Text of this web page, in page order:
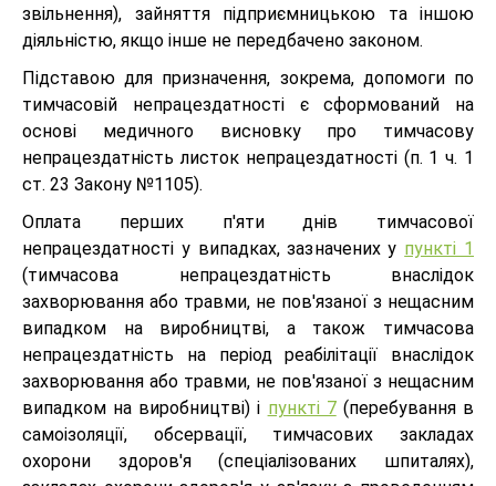
звільнення), зайняття підприємницькою та іншою
діяльністю, якщо інше не передбачено законом.
Підставою для призначення, зокрема, допомоги по
тимчасовій непрацездатності є сформований на
основі медичного висновку про тимчасову
непрацездатність листок непрацездатності (п. 1 ч. 1
ст. 23 Закону №1105).
Оплата перших п'яти днів тимчасової
непрацездатності у випадках, зазначених у пункті 1
(тимчасова непрацездатність внаслідок
захворювання або травми, не пов'язаної з нещасним
випадком на виробництві, а також тимчасова
непрацездатність на період реабілітації внаслідок
захворювання або травми, не пов'язаної з нещасним
випадком на виробництві) і пункті 7(перебування в
самоізоляції, обсервації, тимчасових закладах
охорони здоров'я (спеціалізованих шпиталях),